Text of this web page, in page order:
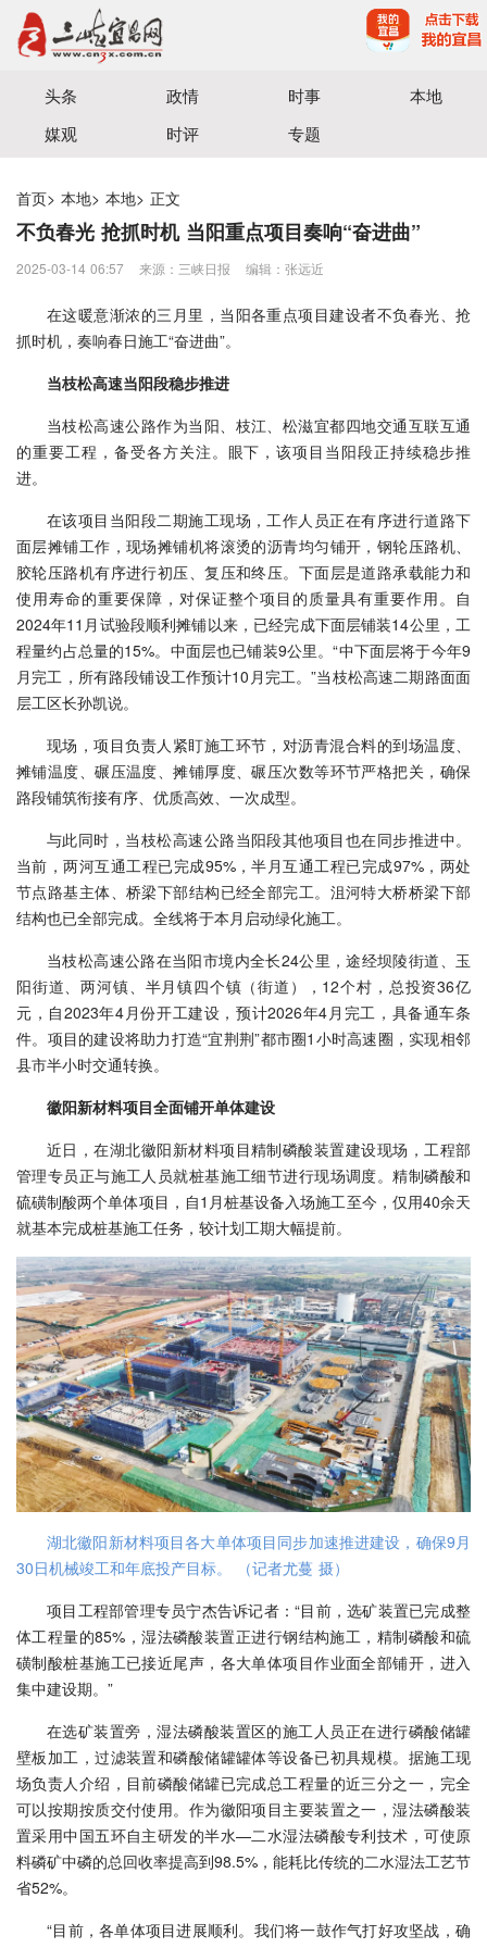
宜昌三峡融媒体中心主办
头条 政情 时事
本地
媒观
时评 专题
首页> 本地> 本地> 正文
不负春光 抢抓时机 当阳重点项目奏响“奋进曲”
2025-03-14 06:57 来源：三峡日报 编辑：张远近
在这暖意渐浓的三月里，当阳各重点项目建设者不负春光、抢
抓时机，奏响春日施工“奋进曲”。
当枝松高速当阳段稳步推进
当枝松高速公路作为当阳、枝江、松滋宜都四地交通互联互通
的重要工程，备受各方关注。眼下，该项目当阳段正持续稳步推
进。
在该项目当阳段二期施工现场，工作人员正在有序进行道路下
面层摊铺工作，现场摊铺机将滚烫的沥青均匀铺开，钢轮压路机、
胶轮压路机有序进行初压、复压和终压。下面层是道路承载能力和
使用寿命的重要保障，对保证整个项目的质量具有重要作用。自
2024年11月试验段顺利摊铺以来，已经完成下面层铺装14公里，工
程量约占总量的15%。中面层也已铺装9公里。“中下面层将于今年9
月完工，所有路段铺设工作预计10月完工。”当枝松高速二期路面面
层工区长孙凯说。
现场，项目负责人紧盯施工环节，对沥青混合料的到场温度、
摊铺温度、碾压温度、摊铺厚度、碾压次数等环节严格把关，确保
路段铺筑衔接有序、优质高效、一次成型。
与此同时，当枝松高速公路当阳段其他项目也在同步推进中。
当前，两河互通工程已完成95%，半月互通工程已完成97%，两处
节点路基主体、桥梁下部结构已经全部完工。沮河特大桥桥梁下部
结构也已全部完成。全线将于本月启动绿化施工。
当枝松高速公路在当阳市境内全长24公里，途经坝陵街道、玉
阳街道、两河镇、半月镇四个镇（街道），12个村，总投资36亿
元，自2023年4月份开工建设，预计2026年4月完工，具备通车条
件。项目的建设将助力打造“宜荆荆”都市圈1小时高速圈，实现相邻
县市半小时交通转换。
徽阳新材料项目全面铺开单体建设
近日，在湖北徽阳新材料项目精制磷酸装置建设现场，工程部
管理专员正与施工人员就桩基施工细节进行现场调度。精制磷酸和
硫磺制酸两个单体项目，自1月桩基设备入场施工至今，仅用40余天
就基本完成桩基施工任务，较计划工期大幅提前。
湖北徽阳新材料项目各大单体项目同步加速推进建设，确保9月
30日机械竣工和年底投产目标。 （记者尤蔓 摄）
项目工程部管理专员宁杰告诉记者：“目前，选矿装置已完成整
体工程量的85%，湿法磷酸装置正进行钢结构施工，精制磷酸和硫
磺制酸桩基施工已接近尾声，各大单体项目作业面全部铺开，进入
集中建设期。”
在选矿装置旁，湿法磷酸装置区的施工人员正在进行磷酸储罐
壁板加工，过滤装置和磷酸储罐罐体等设备已初具规模。据施工现
场负责人介绍，目前磷酸储罐已完成总工程量的近三分之一，完全
可以按期按质交付使用。作为徽阳项目主要装置之一，湿法磷酸装
置采用中国五环自主研发的半水—二水湿法磷酸专利技术，可使原
料磷矿中磷的总回收率提高到98.5%，能耗比传统的二水湿法工艺节
省52%。
“目前，各单体项目进展顺利。我们将一鼓作气打好攻坚战，确